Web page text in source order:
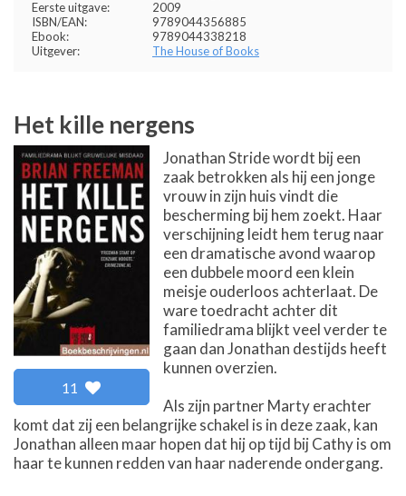
Eerste uitgave:
2009
ISBN/EAN:
9789044356885
Ebook:
9789044338218
Uitgever:
The House of Books
Het kille nergens
11
Jonathan Stride wordt bij een
zaak betrokken als hij een jonge
vrouw in zijn huis vindt die
bescherming bij hem zoekt. Haar
verschijning leidt hem terug naar
een dramatische avond waarop
een dubbele moord een klein
meisje ouderloos achterlaat. De
ware toedracht achter dit
familiedrama blijkt veel verder te
gaan dan Jonathan destijds heeft
kunnen overzien.
Als zijn partner Marty erachter
komt dat zij een belangrijke schakel is in deze zaak, kan
Jonathan alleen maar hopen dat hij op tijd bij Cathy is om
haar te kunnen redden van haar naderende ondergang.